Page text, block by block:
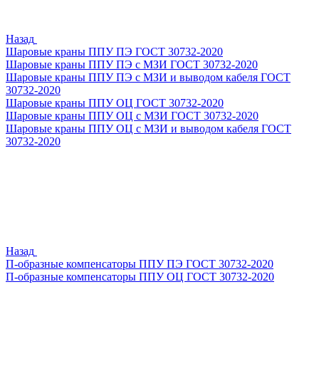
Назад
Шаровые краны ППУ ПЭ ГОСТ 30732-2020
Шаровые краны ППУ ПЭ с МЗИ ГОСТ 30732-2020
Шаровые краны ППУ ПЭ с МЗИ и выводом кабеля ГОСТ
30732-2020
Шаровые краны ППУ ОЦ ГОСТ 30732-2020
Шаровые краны ППУ ОЦ с МЗИ ГОСТ 30732-2020
Шаровые краны ППУ ОЦ с МЗИ и выводом кабеля ГОСТ
30732-2020
Назад
П-образные компенсаторы ППУ ПЭ ГОСТ 30732-2020
П-образные компенсаторы ППУ ОЦ ГОСТ 30732-2020